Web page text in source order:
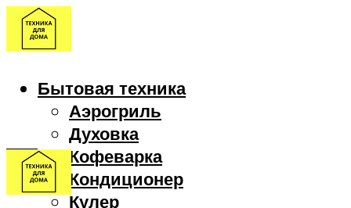
Бытовая техника
Аэрогриль
Духовка
Кофеварка
Кондиционер
Кулер